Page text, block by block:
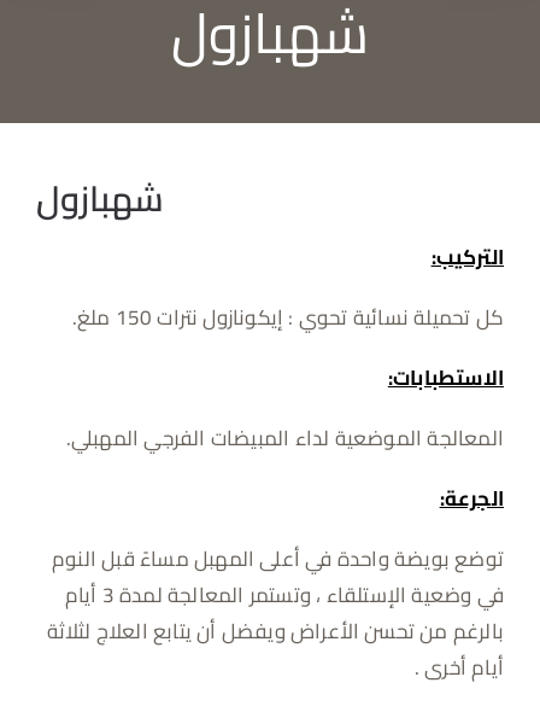
شهبازول
شهبازول
التركيب:
كل تحميلة نسائية تحوي : إيكونازول نترات 150 ملغ.
الاستطبابات:
المعالجة الموضعية لداء المبيضات الفرجي المهبلي.
الجرعة:
توضع بويضة واحدة في أعلى المهبل مساءً قبل النوم
في وضعية الإستلقاء ، وتستمر المعالجة لمدة 3 أيام
بالرغم من تحسن الأعراض ويفضل أن يتابع العلاج لثلاثة
أيام أخرى .